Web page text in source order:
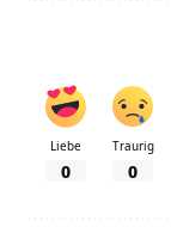
Liebe
0
Traurig
0